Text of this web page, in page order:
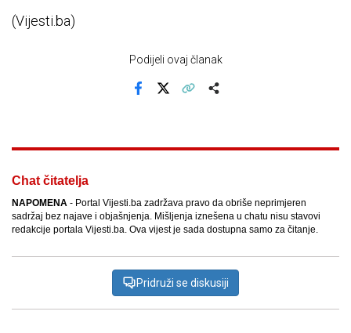
(Vijesti.ba)
Podijeli ovaj članak
Chat čitatelja
NAPOMENA - Portal Vijesti.ba zadržava pravo da obriše neprimjeren
sadržaj bez najave i objašnjenja. Mišljenja iznešena u chatu nisu stavovi
redakcije portala Vijesti.ba. Ova vijest je sada dostupna samo za čitanje.
Pridruži se diskusiji